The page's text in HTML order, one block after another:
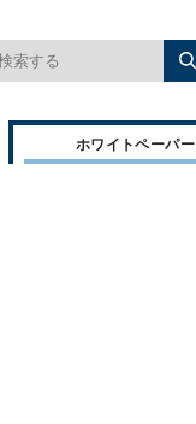
ホワイトペーパー